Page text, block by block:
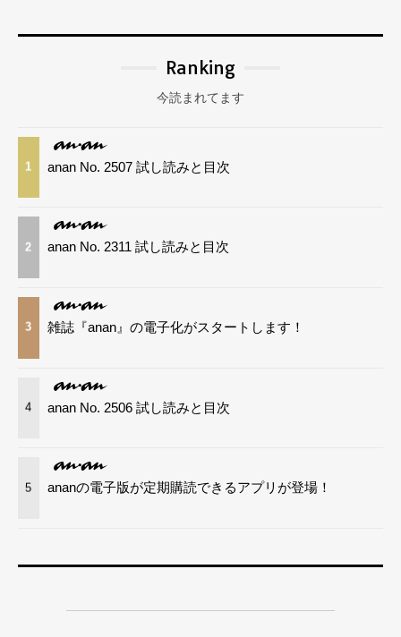
Ranking
今読まれてます
1 anan No. 2507 試し読みと目次
2 anan No. 2311 試し読みと目次
3 雑誌『anan』の電子化がスタートします！
4 anan No. 2506 試し読みと目次
5 ananの電子版が定期購読できるアプリが登場！